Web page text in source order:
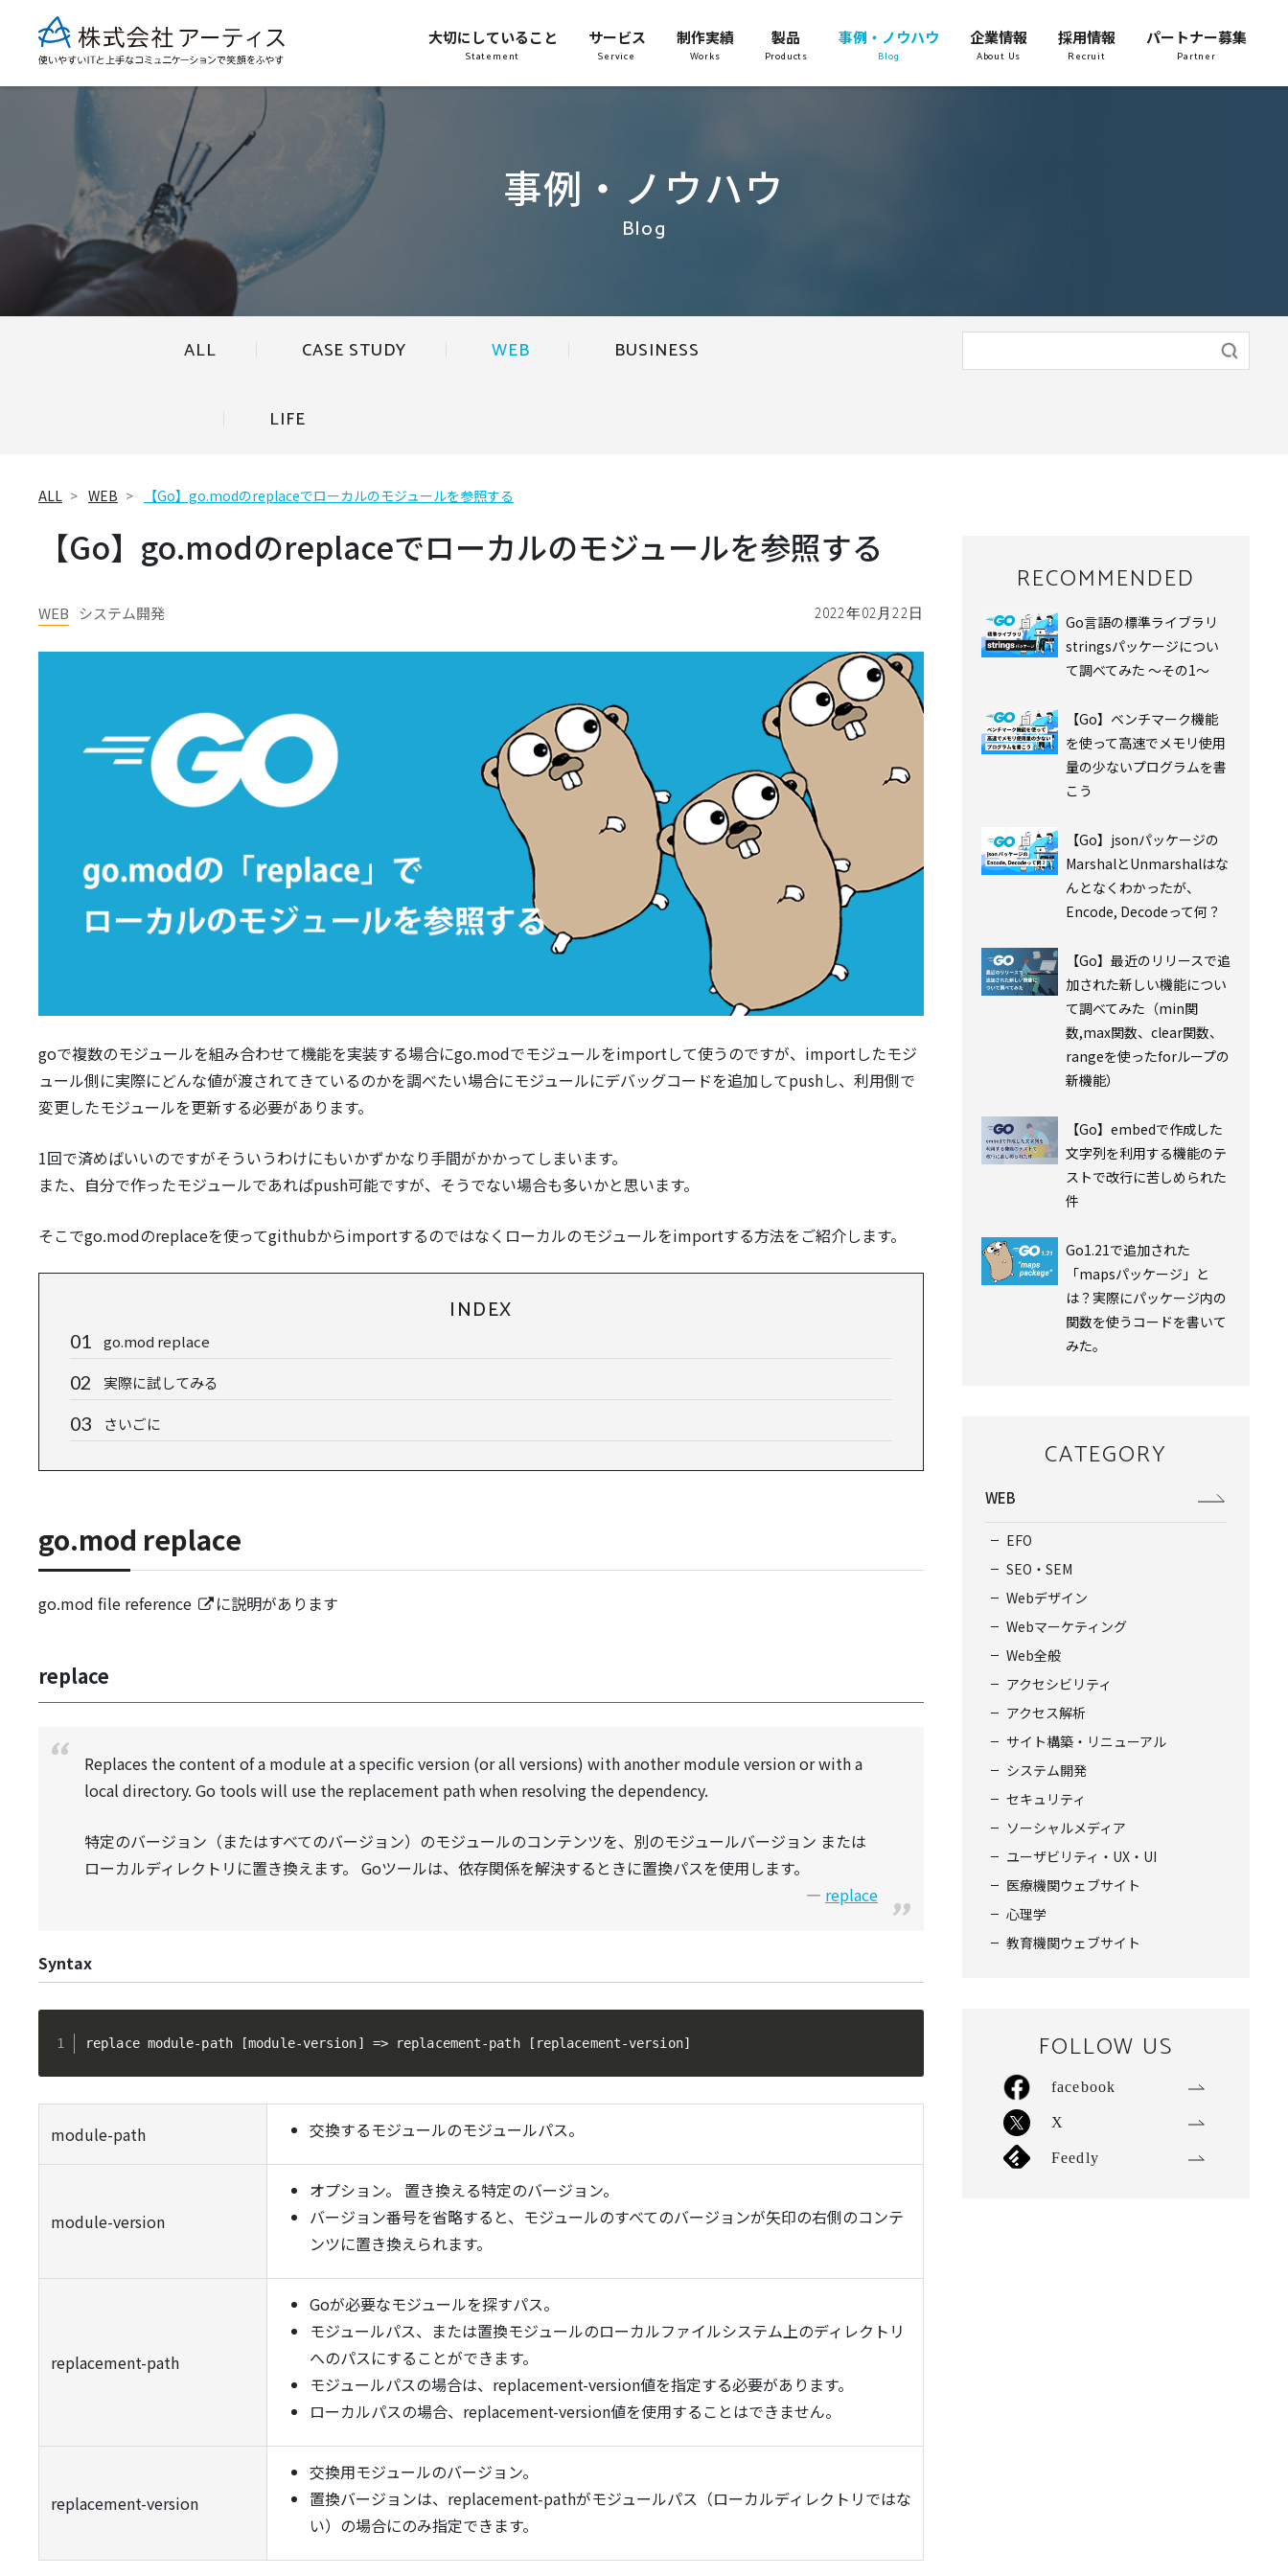
大切にしていること
Statement
サービス
Service
制作実績
Works
製品
Products
事例・ノウハウ
Blog
企業情報
About Us
採用情報
Recruit
パートナー募集
Partner
事例・ノウハウ
Blog
ALL CASE STUDY WEB BUSINESS
LIFE
ALL WEB 【Go】go.modのreplaceでローカルのモジュールを参照する
【Go】go.modのreplaceでローカルのモジュールを参照する
2022年02月22日
WEB システム開発
goで複数のモジュールを組み合わせて機能を実装する場合にgo.modでモジュールをimportして使うのですが、importしたモジ
ュール側に実際にどんな値が渡されてきているのかを調べたい場合にモジュールにデバッグコードを追加してpushし、利用側で
変更したモジュールを更新する必要があります。
1回で済めばいいのですがそういうわけにもいかずかなり手間がかかってしまいます。
また、自分で作ったモジュールであればpush可能ですが、そうでない場合も多いかと思います。
そこでgo.modのreplaceを使ってgithubからimportするのではなくローカルのモジュールをimportする方法をご紹介します。
INDEX
go.mod replace
実際に試してみる
さいごに
go.mod replace
go.mod file reference に説明があります
replace
Replaces the content of a module at a specific version (or all versions) with another module version or with a
local directory. Go tools will use the replacement path when resolving the dependency.
特定のバージョン（またはすべてのバージョン）のモジュールのコンテンツを、別のモジュールバージョン または
ローカルディレクトリに置き換えます。 Goツールは、依存関係を解決するときに置換パスを使用します。
replace
Syntax
replace module-path [module-version] => replacement-path [replacement-version]
module-path 交換するモジュールのモジュールパス。
module-version
オプション。 置き換える特定のバージョン。
バージョン番号を省略すると、モジュールのすべてのバージョンが矢印の右側のコンテ
ンツに置き換えられます。
replacement-path
Goが必要なモジュールを探すパス。
モジュールパス、または置換モジュールのローカルファイルシステム上のディレクトリ
へのパスにすることができます。
モジュールパスの場合は、replacement-version値を指定する必要があります。
ローカルパスの場合、replacement-version値を使用することはできません。
replacement-version
交換用モジュールのバージョン。
置換バージョンは、replacement-pathがモジュールパス（ローカルディレクトリではな
い）の場合にのみ指定できます。
RECOMMENDED
Go言語の標準ライブラリ
stringsパッケージについ
て調べてみた ～その1～
【Go】ベンチマーク機能
を使って高速でメモリ使用
量の少ないプログラムを書
こう
【Go】jsonパッケージの
MarshalとUnmarshalはな
んとなくわかったが、
Encode, Decodeって何？
【Go】最近のリリースで追
加された新しい機能につい
て調べてみた（min関
数,max関数、clear関数、
rangeを使ったforループの
新機能）
【Go】embedで作成した
文字列を利用する機能のテ
ストで改行に苦しめられた
件
Go1.21で追加された
「mapsパッケージ」と
は？実際にパッケージ内の
関数を使うコードを書いて
みた。
CATEGORY
WEB
EFO
SEO・SEM
Webデザイン
Webマーケティング
Web全般
アクセシビリティ
アクセス解析
サイト構築・リニューアル
システム開発
セキュリティ
ソーシャルメディア
ユーザビリティ・UX・UI
医療機関ウェブサイト
心理学
教育機関ウェブサイト
FOLLOW US
facebook
X
Feedly